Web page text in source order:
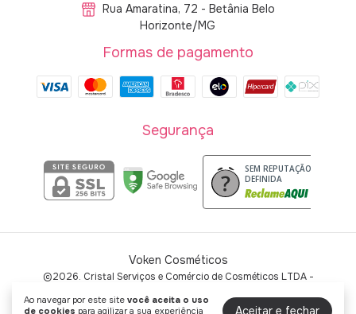
Ao navegar por este site você aceita o uso
de cookies para agilizar a sua experiência Aceitar e fechar
Rua Amaratina, 72 - Betânia Belo
Horizonte/MG
Formas de pagamento
Segurança
SEM REPUTAÇÃO
DEFINIDA
Voken Cosméticos
©2026. Cristal Serviços e Comércio de Cosméticos LTDA -